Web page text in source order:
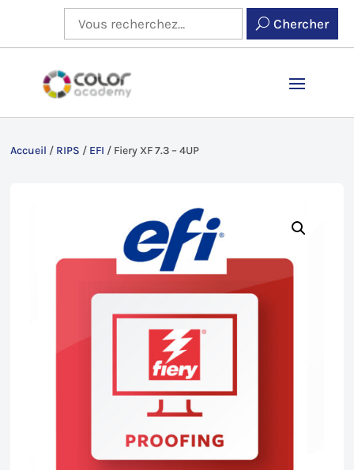
Chercher
Accueil / RIPS / EFI / Fiery XF 7.3 – 4UP